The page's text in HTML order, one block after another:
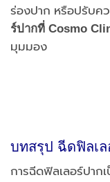
ร่องปาก หรือปรับค
ร์ปากที่ Cosmo
มุมมอง
บทสรุป ฉีดฟิลเ
การฉีดฟิลเลอร์ปาก